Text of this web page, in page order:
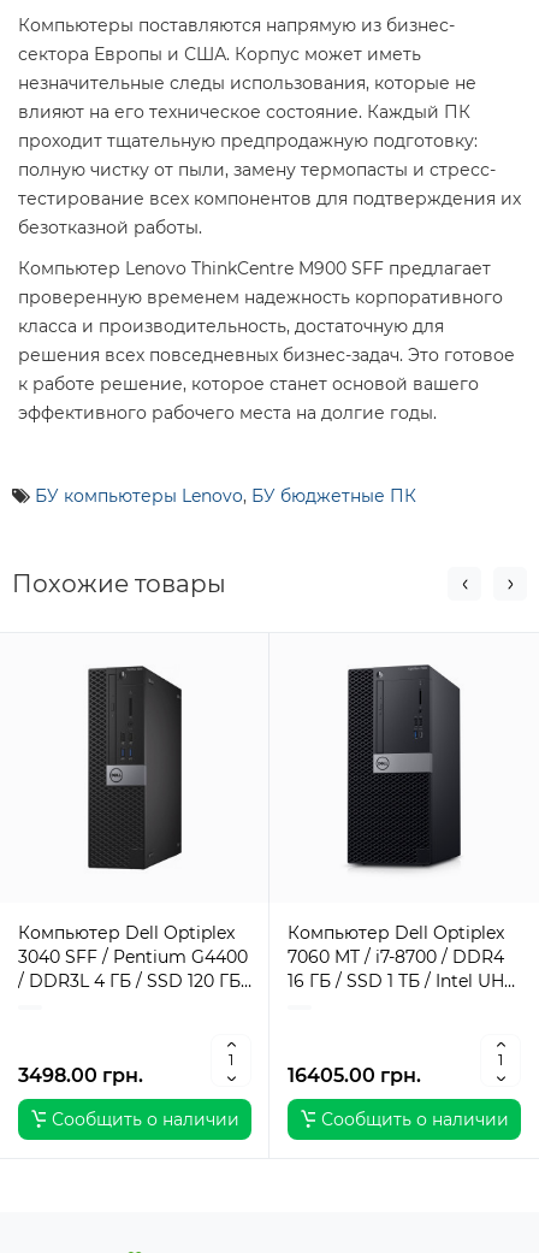
Компьютеры поставляются напрямую из бизнес-
сектора Европы и США. Корпус может иметь
незначительные следы использования, которые не
влияют на его техническое состояние. Каждый ПК
проходит тщательную предпродажную подготовку:
полную чистку от пыли, замену термопасты и стресс-
тестирование всех компонентов для подтверждения их
безотказной работы.
Компьютер Lenovo ThinkCentre M900 SFF предлагает
проверенную временем надежность корпоративного
класса и производительность, достаточную для
решения всех повседневных бизнес-задач. Это готовое
к работе решение, которое станет основой вашего
эффективного рабочего места на долгие годы.
БУ компьютеры Lenovo, БУ бюджетные ПК
Похожие товары
Компьютер Dell Optiplex
3040 SFF / Pentium G4400
/ DDR3L 4 ГБ / SSD 120 ГБ /
3498.00 грн.
Сообщить о наличии
Компьютер Dell Optiplex
7060 MT / i7-8700 / DDR4
16 ГБ / SSD 1 ТБ / Intel UHD
16405.00 грн.
Сообщить о наличии